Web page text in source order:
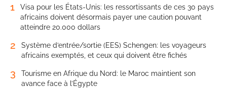
1
Visa pour les États-Unis: les ressortissants de ces 30 pays
africains doivent désormais payer une caution pouvant
atteindre 20.000 dollars
2
Système d’entrée/sortie (EES) Schengen: les voyageurs
africains exemptés, et ceux qui doivent être fichés
3
Tourisme en Afrique du Nord: le Maroc maintient son
avance face à l’Égypte